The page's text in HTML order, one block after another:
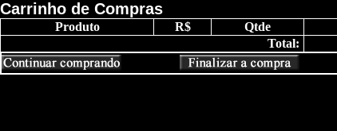
Carrinho de Compras
Produto R$ Qtde
Total: